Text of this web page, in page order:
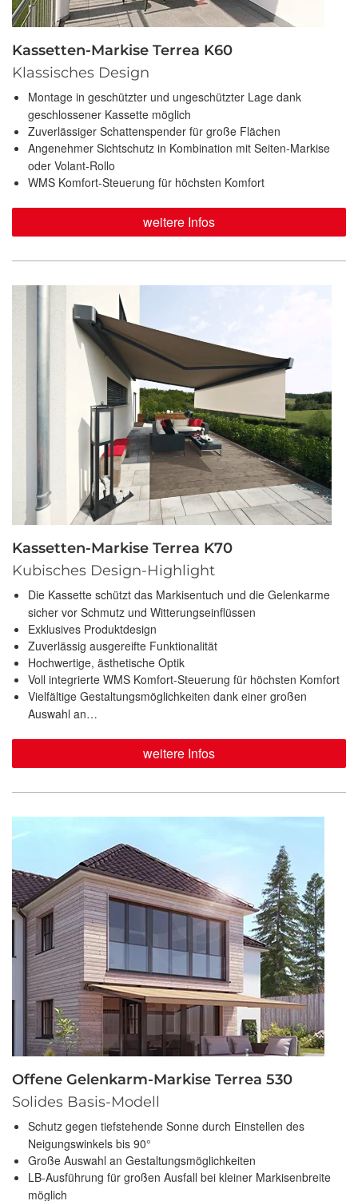
Kassetten-Markise Terrea K60
Klassisches Design
Montage in geschützter und ungeschützter Lage dank
geschlossener Kassette möglich
Zuverlässiger Schattenspender für große Flächen
Angenehmer Sichtschutz in Kombination mit Seiten-Markise
oder Volant-Rollo
WMS Komfort-Steuerung für höchsten Komfort
weitere Infos
Kassetten-Markise Terrea K70
Kubisches Design-Highlight
Die Kassette schützt das Markisentuch und die Gelenkarme
sicher vor Schmutz und Witterungseinflüssen
Exklusives Produktdesign
Zuverlässig ausgereifte Funktionalität
Hochwertige, ästhetische Optik
Voll integrierte WMS Komfort-Steuerung für höchsten Komfort
Vielfältige Gestaltungsmöglichkeiten dank einer großen
Auswahl an…
weitere Infos
Offene Gelenkarm-Markise Terrea 530
Solides Basis-Modell
Schutz gegen tiefstehende Sonne durch Einstellen des
Neigungswinkels bis 90°
Große Auswahl an Gestaltungsmöglichkeiten
LB-Ausführung für großen Ausfall bei kleiner Markisenbreite
möglich